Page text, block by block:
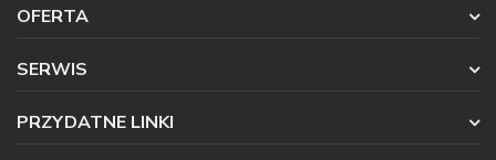
OFERTA
SERWIS
PRZYDATNE LINKI